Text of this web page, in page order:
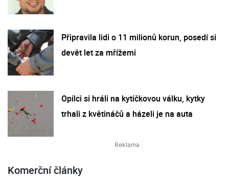
Připravila lidi o 11 milionů korun, posedí si
devět let za mřížemi
Opilci si hráli na kytičkovou válku, kytky
trhali z květináčů a házeli je na auta
Komerční články